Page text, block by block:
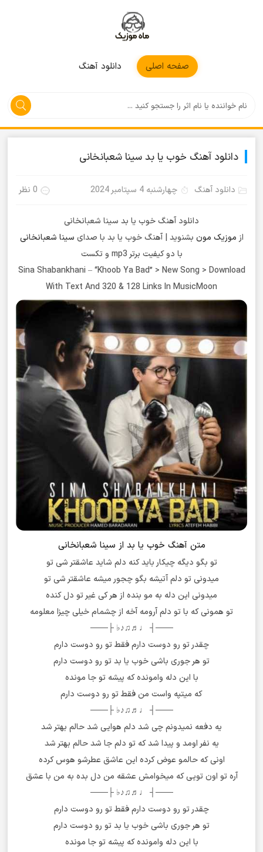
صفحه اصلی دانلود آهنگ
دانلود آهنگ خوب یا بد سینا شعبانخانی
دانلود آهنگ چهارشنبه 4 سپتامبر 2024 0 نظر
دانلود آهنگ خوب یا بد سینا شعبانخانی
از موزیک مون بشنوید | آهنگ خوب یا بد با صدای سینا شعبانخانی
با دو کیفیت برتر mp3 و تکست
Sina Shabankhani – “Khoob Ya Bad” > New Song > Download
With Text And 320 & 128 Links In MusicMoon
متن آهنگ خوب یا بد از سینا شعبانخانی
تو بگو دیگه چیکار باید کنه دلم شاید عاشقتر شی تو
میدونی تو دلم آتیشه بگو چجور میشه عاشقتر شی تو
میدونی این دله به مو بنده از هر کی غیر تو دل کنده
تو همونی که با تو دلم آرومه آخه از چشمام خیلی چیزا معلومه
───┤ ♩♬♫♪♭ ├───
چقدر تو رو دوست دارم فقط تو رو دوست دارم
تو هر جوری باشی خوب یا بد تو رو دوست دارم
با این دله وامونده که پیشه تو جا مونده
که میتپه واست من فقط تو رو دوست دارم
───┤ ♩♬♫♪♭ ├───
یه دفعه نمیدونم چی شد دلم هوایی شد حالم بهتر شد
یه نفر اومد و پیدا شد که تو دلم جا شد حالم بهتر شد
اونی که حالمو عوض کرده این عاشق عطرشو هوس کرده
آره تو اون تویی که میخوامش عشقه من دل بده به من با عشق
───┤ ♩♬♫♪♭ ├───
چقدر تو رو دوست دارم فقط تو رو دوست دارم
تو هر جوری باشی خوب یا بد تو رو دوست دارم
با این دله وامونده که پیشه تو جا مونده